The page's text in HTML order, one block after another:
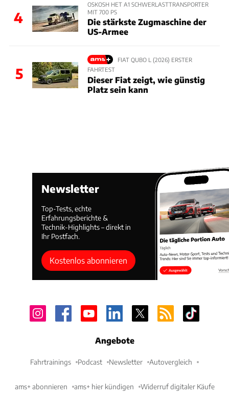
4
OSKOSH HET A1 SCHWERLASTTRANSPORTER
MIT 700 PS
Die stärkste Zugmaschine der
US-Armee
5
FIAT QUBO L (2026) ERSTER
FAHRTEST
Dieser Fiat zeigt, wie günstig
Platz sein kann
Newsletter
Top-Tests, echte
Erfahrungsberichte &
Technik-Highlights – direkt in
Ihr Postfach.
Kostenlos abonnieren
Angebote
Fahrtrainings Podcast Newsletter Autovergleich
ams+ abonnieren ams+ hier kündigen Widerruf digitaler Käufe